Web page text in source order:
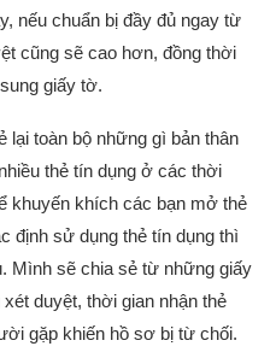
nếu chuẩn bị đầy đủ ngay từ
cũng sẽ cao hơn, đồng thời
giấy tờ.
lại toàn bộ những gì bản thân
thẻ tín dụng ở các thời
khuyến khích các bạn mở thẻ
định sử dụng thẻ tín dụng thì
Mình sẽ chia sẻ từ những giấy
duyệt, thời gian nhận thẻ
gặp khiến hồ sơ bị từ chối.